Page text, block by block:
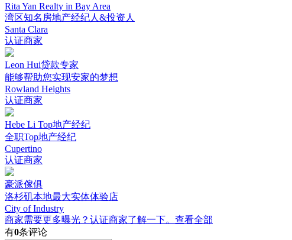
Rita Yan Realty in Bay Area
湾区知名房地产经纪人&投资人
Santa Clara
认证商家
Leon Hui贷款专家
能够帮助您实现安家的梦想
Rowland Heights
认证商家
Hebe Li Top地产经纪
全职Top地产经纪
Cupertino
认证商家
豪派傢俱
洛杉矶本地最大实体体验店
City of Industry
商家需要更多曝光？认证商家了解一下。 查看全部
有0条评论